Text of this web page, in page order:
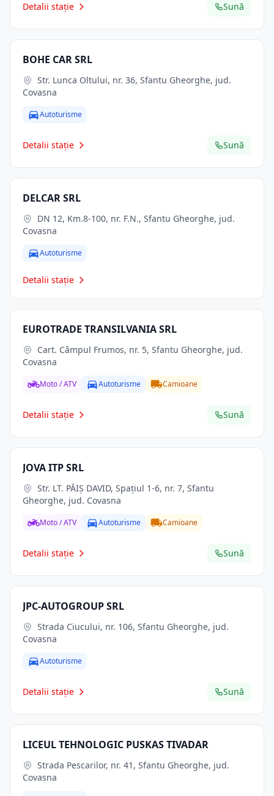
Detalii stație Sună
BOHE CAR SRL
Covasna
Autoturisme
Detalii stație Sună
DELCAR SRL
Covasna
Autoturisme
Detalii stație
EUROTRADE TRANSILVANIA SRL
Covasna
Moto / ATV Autoturisme Camioane
Detalii stație Sună
JOVA ITP SRL
Gheorghe, jud. Covasna
Moto / ATV Autoturisme Camioane
Detalii stație Sună
JPC-AUTOGROUP SRL
Covasna
Autoturisme
Detalii stație Sună
LICEUL TEHNOLOGIC PUSKAS TIVADAR
Covasna